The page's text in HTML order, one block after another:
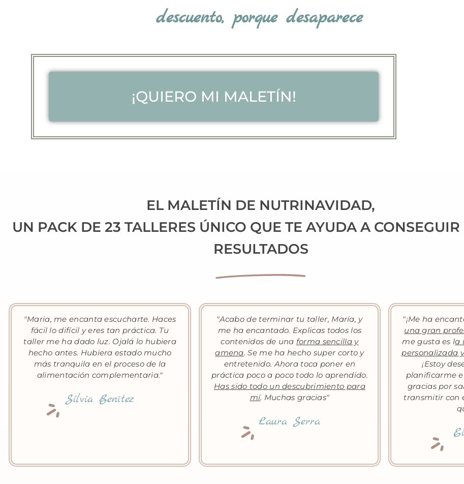
descuento, porque desaparece
¡QUIERO MI MALETÍN!
EL MALETÍN DE NUTRINAVIDAD,
UN PACK DE 23 TALLERES ÚNICO QUE TE AYUDA A CONSEGUIR
RESULTADOS
"Maria, me encanta escucharte. Haces
fácil lo difícil y eres tan práctica. Tu
taller me ha dado luz. Ojalá lo hubiera
hecho antes. Hubiera estado mucho
más tranquila en el proceso de la
alimentación complementaria."
Silvia Benítez
"Acabo de terminar tu taller, María, y
me ha encantado. Explicas todos los
contenidos de una forma sencilla y
amena. Se me ha hecho super corto y
entretenido. Ahora toca poner en
práctica poco a poco todo lo aprendido.
Has sido todo un descubrimiento para
mí. Muchas gracias"
Laura Serra
"¡Me ha
una gran
me gusta es la
personalizada
¡Estoy
planificarme
gracias por
transmitir con